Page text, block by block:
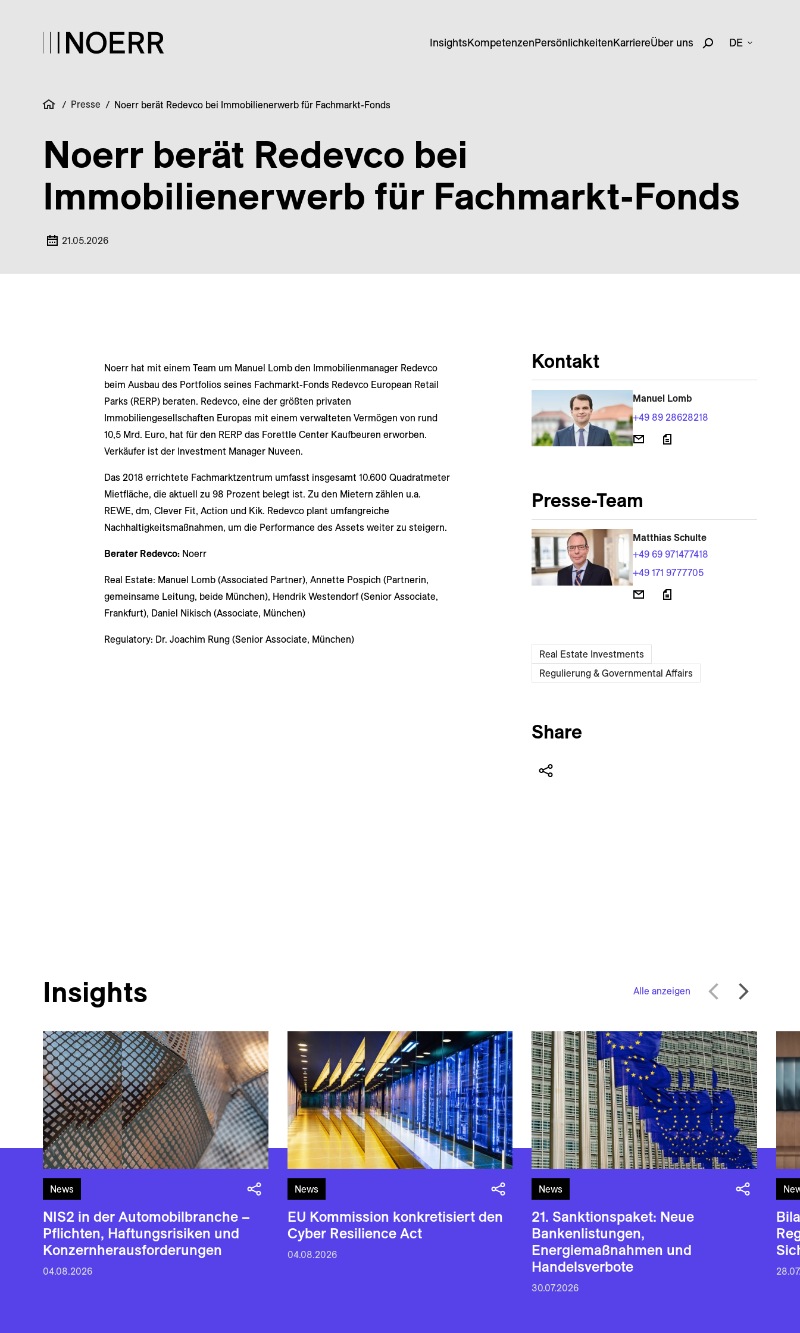
InsightsKompetenzenPersönlichkeitenKarriereÜber uns DE
/ Presse / Noerr berät Redevco bei Immobilienerwerb für Fachmarkt-Fonds
Noerr berät Redevco bei
Immobilienerwerb für Fachmarkt-Fonds
21.05.2026
Noerr hat mit einem Team um Manuel Lomb den Immobilienmanager Redevco
beim Ausbau des Portfolios seines Fachmarkt-Fonds Redevco European Retail
Parks (RERP) beraten. Redevco, eine der größten privaten
Immobiliengesellschaften Europas mit einem verwalteten Vermögen von rund
10,5 Mrd. Euro, hat für den RERP das Forettle Center Kaufbeuren erworben.
Verkäufer ist der Investment Manager Nuveen.
Das 2018 errichtete Fachmarktzentrum umfasst insgesamt 10.600 Quadratmeter
Mietfläche, die aktuell zu 98 Prozent belegt ist. Zu den Mietern zählen u.a.
REWE, dm, Clever Fit, Action und Kik. Redevco plant umfangreiche
Nachhaltigkeitsmaßnahmen, um die Performance des Assets weiter zu steigern.
Berater Redevco:Noerr
Real Estate: Manuel Lomb (Associated Partner), Annette Pospich (Partnerin,
gemeinsame Leitung, beide München), Hendrik Westendorf (Senior Associate,
Frankfurt), Daniel Nikisch (Associate, München)
Regulatory: Dr. Joachim Rung (Senior Associate, München)
Kontakt
Manuel Lomb
+49 89 28628218
Presse-Team
Matthias Schulte
+49 69 971477418
+49 171 9777705
Real Estate Investments
Regulierung & Governmental Affairs
Share
Alle anzeigen
Insights
News
NIS2 in der Automobilbranche –
Pflichten, Haftungsrisiken und
Konzernherausforderungen
04.08.2026
News
EU Kommission konkretisiert den
Cyber Resilience Act
04.08.2026
News
21. Sanktionspaket: Neue
Bankenlistungen,
Energiemaßnahmen und
Handelsverbote
30.07.2026